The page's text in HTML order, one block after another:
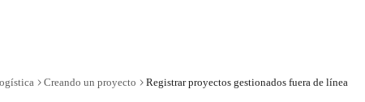
Creando un proyecto Registrar proyectos gestionados fuera de línea